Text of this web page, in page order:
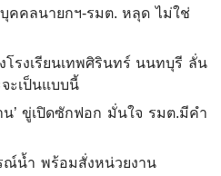
บุคคลนายกฯ-รมต. หลุด ไม่ใช่
โรงเรียนเทพศิรินทร์ นนทบุรี ลั่น
ะเป็นแบบนี้
น’ ขู่เปิดซักฟอก มั่นใจ รมต.มีคำ
ณ์น้ำ พร้อมสั่งหน่วยงาน